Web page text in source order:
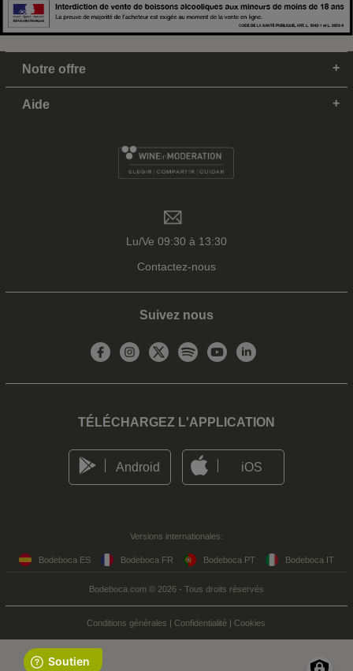
Notre offre
Aide
Lu/Ve 09:30 à 13:30
Contactez-nous
Suivez nous
TÉLÉCHARGEZ L'APPLICATION
Android iOS
Versions internationales:
Bodeboca ES Bodeboca FR Bodeboca PT Bodeboca IT
Bodeboca.com © 2026 - Tous droits réservés
Conditions générales | Confidentialité | Cookies